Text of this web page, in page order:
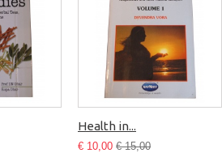
Health in...
€ 10,00 € 15,00